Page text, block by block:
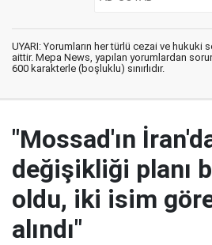
UYARI: Yorumların her türlü cezai ve hukuki
aittir. Mepa News, yapılan yorumlardan
600 karakterle (boşluklu) sınırlıdır.
"Mossad'ın
değişikliği planı
oldu, iki isim
alındı"